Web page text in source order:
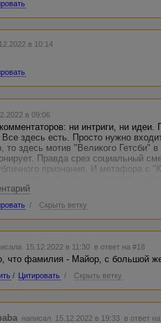
в 10:14
в 09:06
ни интриги, ни идеи.
здесь есть. Просто нужно
то здесь мотив "Великого Гетсби"
Правда срез социальный
признания. И метафора с
на уровне ощущений увидеть
было пусто,
меркнет свет.
искусством,
концерт.
добрее..."
называет ЧП, это
время или страна бывшего
/ Скрыть ветку
15.12.2022 в 11:30 в ответ на #18
что фамилия - Майор, с большой
/ Цитировать / Скрыть ветку
написал 15.12.2022 в 19:33 в ответ